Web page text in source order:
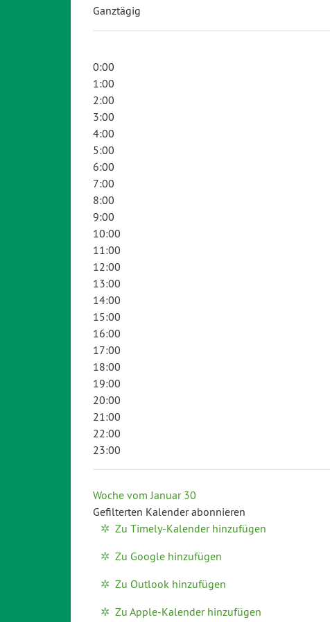
Ganztägig
0:00
1:00
2:00
3:00
4:00
5:00
6:00
7:00
8:00
9:00
10:00
11:00
12:00
13:00
14:00
15:00
16:00
17:00
18:00
19:00
20:00
21:00
22:00
23:00
Woche vom Januar 30
Gefilterten Kalender abonnieren
Zu Timely-Kalender hinzufügen
Zu Google hinzufügen
Zu Outlook hinzufügen
Zu Apple-Kalender hinzufügen